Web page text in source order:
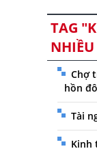
TAG
Chợ
hồn
Tài
Kinh